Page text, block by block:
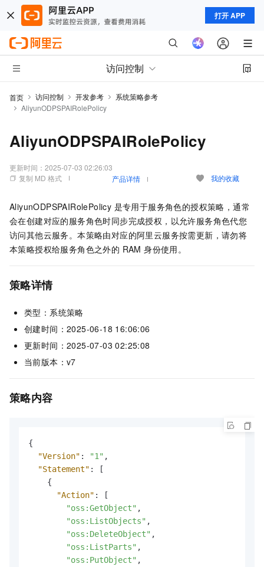
打开 APP
访问控制
首页 访问控制 开发参考
系统策略参考
AliyunODPSPAIRolePolicy
AliyunODPSPAIRolePolicy
更新时间： 2025-07-03 02:26:03
复制 MD 格式
产品详情 我的收藏
AliyunODPSPAIRolePolicy 是专用于服务角色的授权策略，通常
会在创建对应的服务角色时同步完成授权，以允许服务角色代您
访问其他云服务。本策略由对应的阿里云服务按需更新，请勿将
本策略授权给服务角色之外的 RAM 身份使用。
策略详情
类型：系统策略
创建时间：2025-06-18 16:06:06
更新时间：2025-07-03 02:25:08
当前版本：v7
策略内容
{
"Version" : "1" ,
"Statement" :
[
{
"Action" :
[
"oss:GetObject" ,
"oss:ListObjects" ,
"oss:DeleteObject" ,
"oss:ListParts" ,
"oss:PutObject" ,